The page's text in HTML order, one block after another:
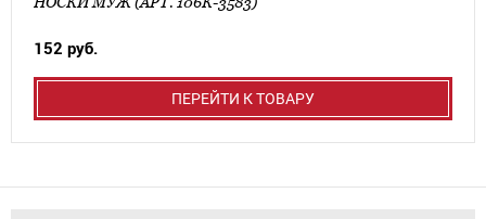
152 руб.
ПЕРЕЙТИ К ТОВАРУ